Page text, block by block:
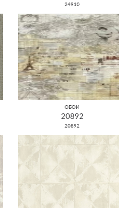
24910
ОБОИ
20892
20892